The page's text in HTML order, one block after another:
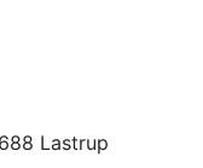
Lastrup